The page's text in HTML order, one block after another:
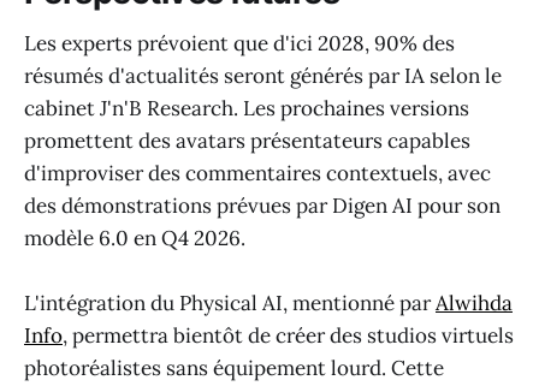
Les experts prévoient que d'ici 2028, 90% des
résumés d'actualités seront générés par IA selon le
cabinet J'n'B Research. Les prochaines versions
promettent des avatars présentateurs capables
d'improviser des commentaires contextuels, avec
des démonstrations prévues par Digen AI pour son
modèle 6.0 en Q4 2026.
L'intégration du Physical AI, mentionné parAlwihda
Info, permettra bientôt de créer des studios virtuels
photoréalistes sans équipement lourd. Cette